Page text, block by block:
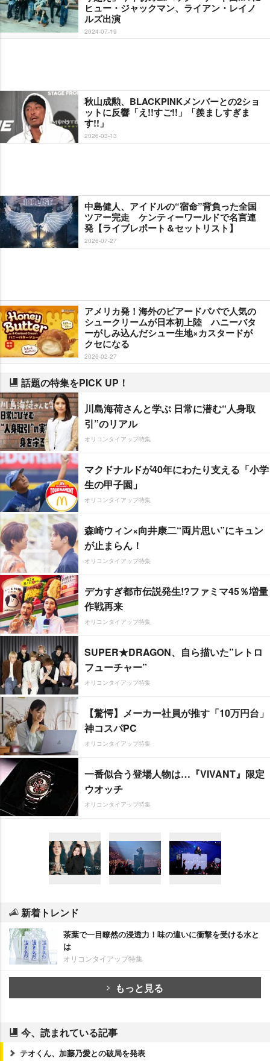
ヒュー・ジャックマン、ライアン・レイノ
ルズ出演
2024-07-19
秋山成勲、BLACKPINKメンバーとの2ショ
ットに反響「え!!すご!!」「羨ましすぎま
す!!」
2026-03-13
中島健人、アイドルの“宿命”背負った全国
ツアー完走 ケンティーワールドで名言連
発【ライブレポート＆セットリスト】
2026-07-27
アメリカ発！海外のビアードパパで人気の
シュークリームが日本初上陸 ハニーバタ
ーがしみ込んだシュー生地×カスタードが
クセになる
2026-02-27
話題の特集をPICK UP！
川島海荷さんと学ぶ 日常に潜む“人身取
引”のリアル
オリコンタイアップ特集
マクドナルドが40年にわたり支える「小学
生の甲子園」
オリコンタイアップ特集
森崎ウィン×向井康二“両片思い”にキュン
が止まらん！
オリコンタイアップ特集
デカすぎ都市伝説発生!?ファミマ45％増量
作戦再来
オリコンタイアップ特集
SUPER★DRAGON、自ら描いた”レトロ
フューチャー”
オリコンタイアップ特集
【驚愕】メーカー社員が推す「10万円台」
神コスパPC
オリコンタイアップ特集
一番似合う登場人物は…『VIVANT』限定
ウオッチ
オリコンタイアップ特集
新着トレンド
茶葉で一目瞭然の浸透力！味の違いに衝撃を受ける水と
は
オリコンタイアップ特集
もっと見る
今、読まれている記事
テオくん、加藤乃愛との破局を発表